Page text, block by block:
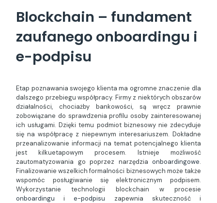
Blockchain – fundament
zaufanego onboardingu i
e-podpisu
Etap poznawania swojego klienta ma ogromne znaczenie dla
dalszego przebiegu współpracy. Firmy z niektórych obszarów
działalności, chociażby bankowości, są wręcz prawnie
zobowiązane do sprawdzenia profilu osoby zainteresowanej
ich usługami. Dzięki temu podmiot biznesowy nie zdecyduje
się na współpracę z niepewnym interesariuszem. Dokładne
przeanalizowanie informacji na temat potencjalnego klienta
jest kilkuetapowym procesem. Istnieje możliwość
zautomatyzowania go poprzez narzędzia onboardingowe.
Finalizowanie wszelkich formalności biznesowych może także
wspomóc posługiwanie się elektronicznym podpisem.
Wykorzystanie technologii blockchain w procesie
onboardingu ie-podpisu zapewnia skuteczność i